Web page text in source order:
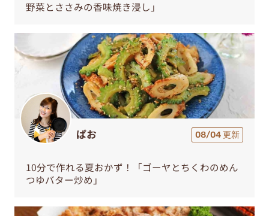
野菜とささみの香味焼き浸し」
ぱお 08/04 更新
10分で作れる夏おかず！「ゴーヤとちくわのめん
つゆバター炒め」